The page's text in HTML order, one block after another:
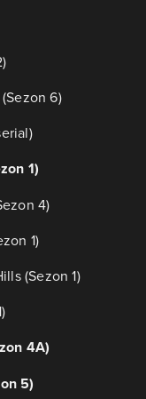
6)
1)
4)
1)
(Sezon 1)
4A)
5)